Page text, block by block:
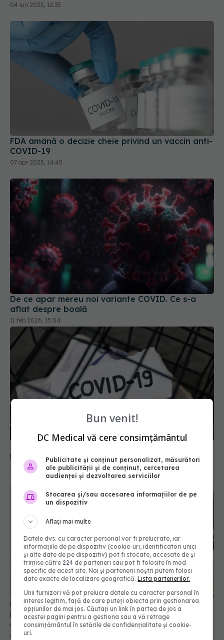
04 iun 2025, 12:35
FDA amână o decizie cheie privind un vaccin anti-
COVID-19
07 apr 2025, 14:45
De ce apar mereu noi variante COVID. Ce s-a
aflat despre boală
11 feb 2026, 15:04
Jumătate dintre pacienții cu COVID-19 dezvoltă
long-COVID
15 dec 2025, 19:11
Long-COVID lovește femeile mai mult decât
bărbații. Efectul secundar care apare la femeile
de peste 40 de ani
06 feb 2025, 21:25
Bun venit!
DC Medical vă cere consimțământul
Publicitate și conținut personalizat, măsurători
ale publicității și de conținut, cercetarea
audienței și dezvoltarea serviciilor
Stocarea și/sau accesarea informațiilor de pe
un dispozitiv
Aflați mai multe
Datele dvs. cu caracter personal vor fi prelucrate, iar
informațiile de pe dispozitiv (cookie-uri, identificatori unici
și alte date de pe dispozitiv) pot fi stocate, accesate de și
trimise către 224 de parteneri sau pot fi folosite în mod
specific de acest site. Noi și partenerii noștri putem folosi
date exacte de localizare geografică.Lista partenerilor.
Unii furnizori vă pot prelucra datele cu caracter personal în
interes legitim, față de care puteți obiecta prin gestionarea
opțiunilor de mai jos. Căutați un link în partea de jos a
acestei pagini pentru a gestiona sau a vă retrage
consimțământul în setările de confidențialitate și cookie-
uri.